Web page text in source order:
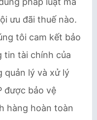
ưu đãi thuế nào.
tôi cam kết bảo
tin tài chính của
quản lý và xử lý
được bảo vệ
hàng hoàn toàn